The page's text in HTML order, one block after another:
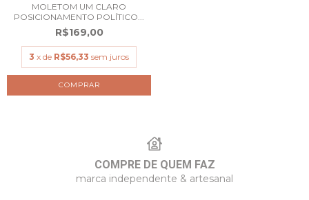
MOLETOM UM CLARO
POSICIONAMENTO POLÍTICO...
R$169,00
3 x de R$56,33 sem juros
COMPRAR
COMPRE DE QUEM FAZ
marca independente & artesanal